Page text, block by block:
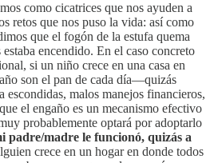
como cicatrices que nos ayuden a
retos que nos puso la vida: así como
que el fogón de la estufa quema
encendido. En el caso concreto
si un niño crece en una casa en
son el pan de cada día—quizás
escondidas, malos manejos financieros,
el engaño es un mecanismo efectivo
probablemente optará por adoptarlo
padre/madre le funcionó, quizás a
crece en un hogar en donde todos